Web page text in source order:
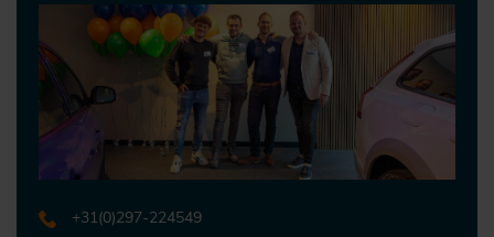
+31 (0)297-224549